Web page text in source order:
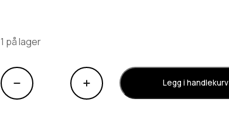
1 på lager
Armbånd
i
treperler
Legg i handlekurv